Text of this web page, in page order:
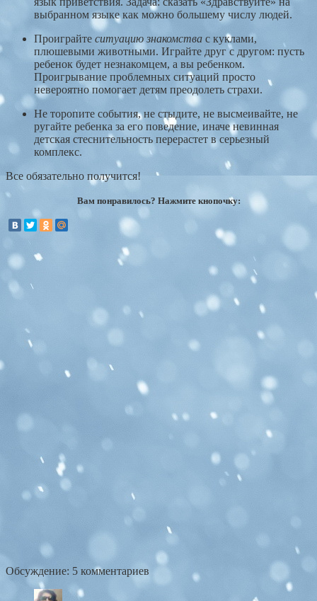
выбранном языке как можно большему числу людей.
Проиграйте ситуацию знакомства с куклами,
плюшевыми животными. Играйте друг с другом: пусть
ребенок будет незнакомцем, а вы ребенком.
Проигрывание проблемных ситуаций просто
невероятно помогает детям преодолеть страхи.
Не торопите события, не стыдите, не высмеивайте, не
ругайте ребенка за его поведение, иначе невинная
детская стеснительность перерастет в серьезный
комплекс.
Все обязательно получится!
Вам понравилось? Нажмите кнопочку:
Обсуждение: 5 комментариев